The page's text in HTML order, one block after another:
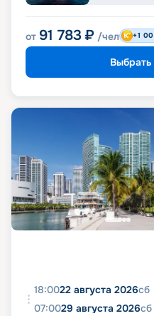
от 91 783 ₽ /чел +1
Выбрать
18:0022 августа 2026сб
07:0029 августа 2026сб